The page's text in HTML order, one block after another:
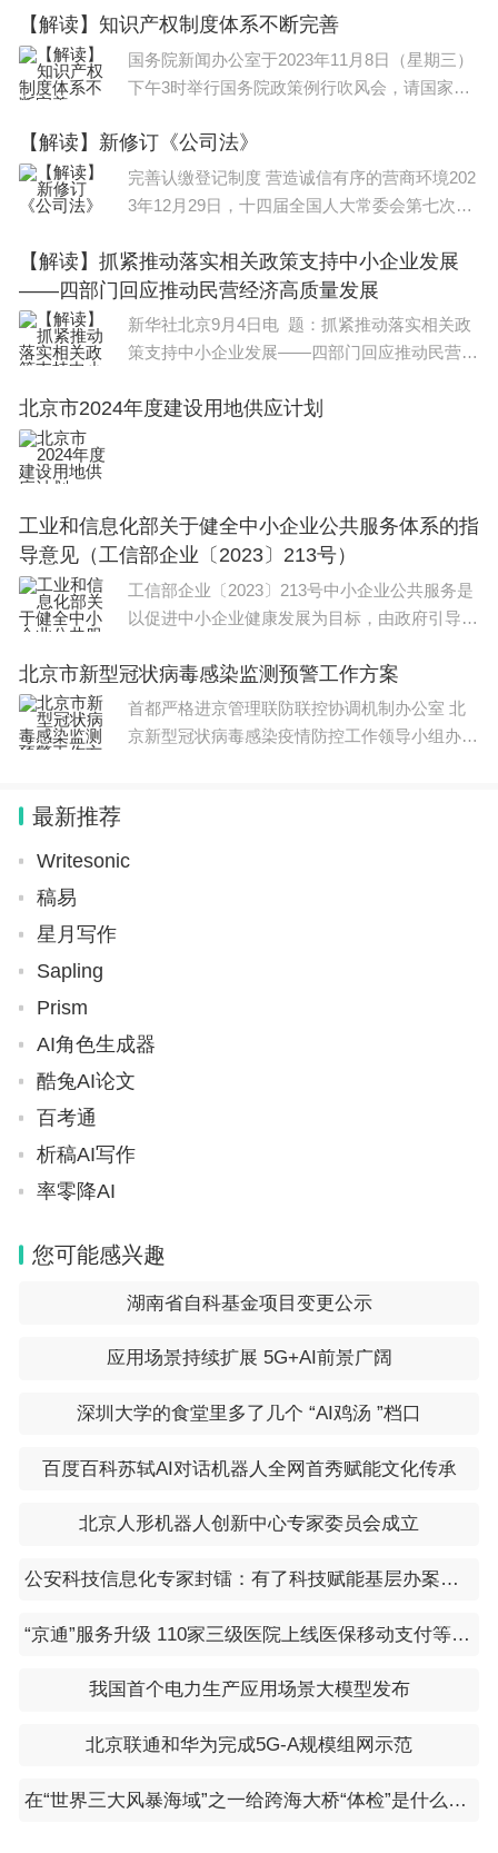
【解读】知识产权制度体系不断完善
国务院新闻办公室于2023年11月8日（星期三）
下午3时举行国务院政策例行吹风会，请国家知
责人汤兆志，国家知识产权局专利局副局长、战
略规划司司长葛树
【解读】新修订《公司法》
完善认缴登记制度 营造诚信有序的营商环境202
3年12月29日，十四届全国人大常委会第七次会
1日起施行。新《公司法》对有限责任公司认缴
登记制进行
【解读】抓紧推动落实相关政策支持中小企业发展
——四部门回应推动民营经济高质量发展
新华社北京9月4日电 题：抓紧推动落实相关政
策支持中小企业发展——四部门回应推动民营经
布的《中共中央国务院关于促进民营经济
北京市2024年度建设用地供应计划
工业和信息化部关于健全中小企业公共服务体系的指
导意见（工信部企业〔2023〕213号）
工信部企业〔2023〕213号中小企业公共服务是
以促进中小企业健康发展为目标，由政府引导和
与，向中小企业提供的普遍性、基础性、专业化
服务。建立
北京市新型冠状病毒感染监测预警工作方案
首都严格进京管理联防联控协调机制办公室 北
京新型冠状病毒感染疫情防控工作领导小组办公
最新推荐
Writesonic
稿易
星月写作
Sapling
Prism
AI角色生成器
酷兔AI论文
百考通
析稿AI写作
率零降AI
您可能感兴趣
湖南省自科基金项目变更公示
应用场景持续扩展 5G+AI前景广阔
深圳大学的食堂里多了几个 “AI鸡汤 ”档口
百度百科苏轼AI对话机器人全网首秀赋能文化传承
北京人形机器人创新中心专家委员会成立
公安科技信息化专家封镭：有了科技赋能基层办案效能大大提升
“京通”服务升级 110家三级医院上线医保移动支付等功能
我国首个电力生产应用场景大模型发布
北京联通和华为完成5G-A规模组网示范
在“世界三大风暴海域”之一给跨海大桥“体检”是什么体验？